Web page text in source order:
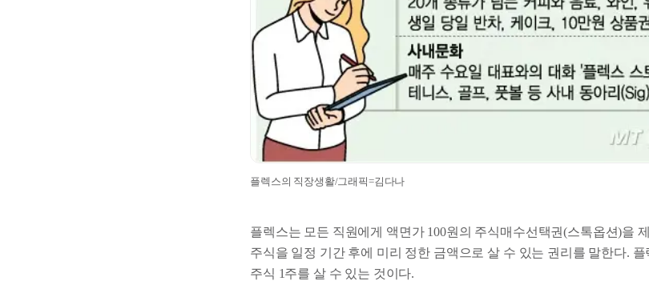
플렉스의 직장생활/그래픽=김다나
플렉스는 모든 직원에게 액면가 100원의 주식매수선택권(스톡옵션)을
주식을 일정 기간 후에 미리 정한 금액으로 살 수 있는 권리를 말한다.
주식 1주를 살 수 있는 것이다.